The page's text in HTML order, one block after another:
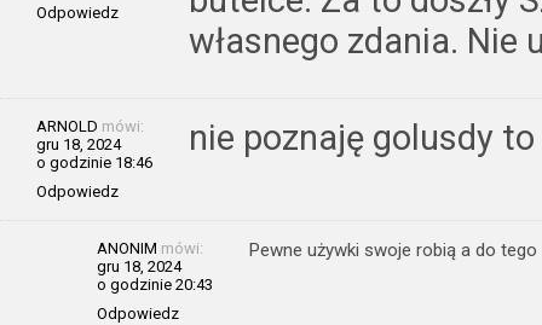
Odpowiedz
własnego zdania. Nie
ARNOLD mówi:
gru 18, 2024
o godzinie 18:46
Odpowiedz
nie poznaję golusdy to
ANONIM mówi:
gru 18, 2024
o godzinie 20:43
Odpowiedz
Pewne używki swoje robią a do